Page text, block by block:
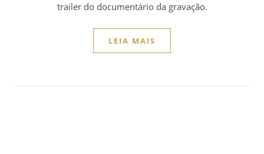
trailer do documentário da gravação.
LEIA MAIS